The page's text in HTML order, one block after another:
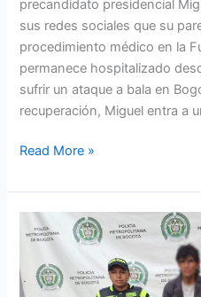
precandidato presidencial
sus redes sociales que su
procedimiento médico en la
permanece hospitalizado
sufrir un ataque a bala en
recuperación, Miguel entra a
Read More »
Hombre
señalado
dejar